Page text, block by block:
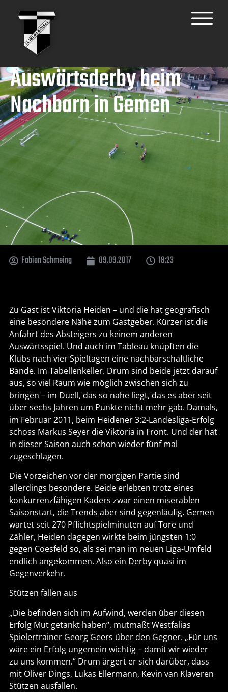
Auswärtsderby beim
Nachbarn in Gemen
Fabian Schmeing 09.09.2017 18:23
Zu Gast ist Viktoria Heiden – und die hat geografisch
eine besondere Nähe zum Gastgeber. Kürzer ist die
Anfahrt des Absteigers zu keinem anderen
Auswärtsspiel. Und auch im Tableau knüpften die
Klubs nach vier Spieltagen eine nachbarschaftliche
Bande. Im Tabellenkeller. Drum sind beide jetzt darauf
aus, so viel Raum wie möglich zwischen sich zu
bringen – im Duell, das so nahe liegt, das es aber seit
über sechs Jahren um Punkte nicht mehr gab. Damals,
im Februar 2011, beim Heidener 3:2-Landesliga-Erfolg
schoss Markus Seyer die Viktoria in Front. Und der hat
in dieser Saison auch schon wieder fünf mal
zugeschlagen.
Die Vorzeichen vor der morgigen Partie sind
allerdings besondere. Beide erlebten trotz eines
konkurrenzfähigen Kaders zwar einen miserablen
Saisonstart, die Trends aber sind gegenläufig. Gemen
wartet seit 270 Pflichtspielminuten auf Tore und
Zähler, Heiden dagegen wirkte beim jüngsten 1:0
gegen Coesfeld so, als sei man im neuen Liga-Umfeld
endlich angekommen. Also ein Derby quasi im
Gegenverkehr.
Stützen fallen aus
„Die befinden sich im Aufwind, werden über diesen
Erfolg Mut getankt haben“, mutmaßt Westfalias
Spielertrainer Georg Geers über den Gegner. „Für uns
wäre ein Erfolg ungemein wichtig – damit wir wieder
zu uns kommen.“ Drum ärgert er sich darüber, dass
mit Oliver Dings, Lukas Ellermann, Kevin van Klaveren
Stützen ausfallen.